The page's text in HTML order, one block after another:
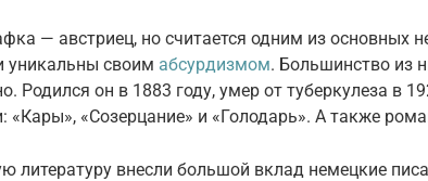
— австриец, но считается одним из основных
уникальны своим абсурдизмом. Большинство из
Родился он в 1883 году, умер от туберкулеза в
«Кары», «Созерцание» и «Голодарь». А также
литературу внесли большой вклад немецкие